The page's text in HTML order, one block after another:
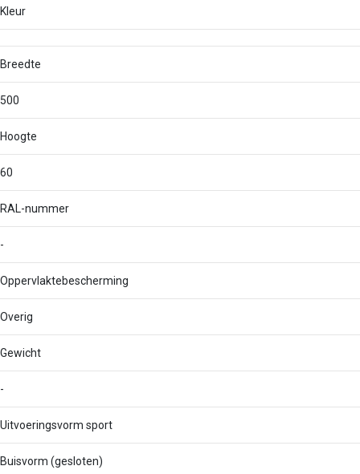
Kleur
Breedte
500
Hoogte
60
RAL-nummer
-
Oppervlaktebescherming
Overig
Gewicht
-
Uitvoeringsvorm sport
Buisvorm (gesloten)